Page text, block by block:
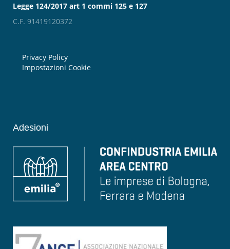
Legge 124/2017 art 1 commi 125 e 127
C.F. 91419120372
Privacy Policy
Impostazioni Cookie
Adesioni